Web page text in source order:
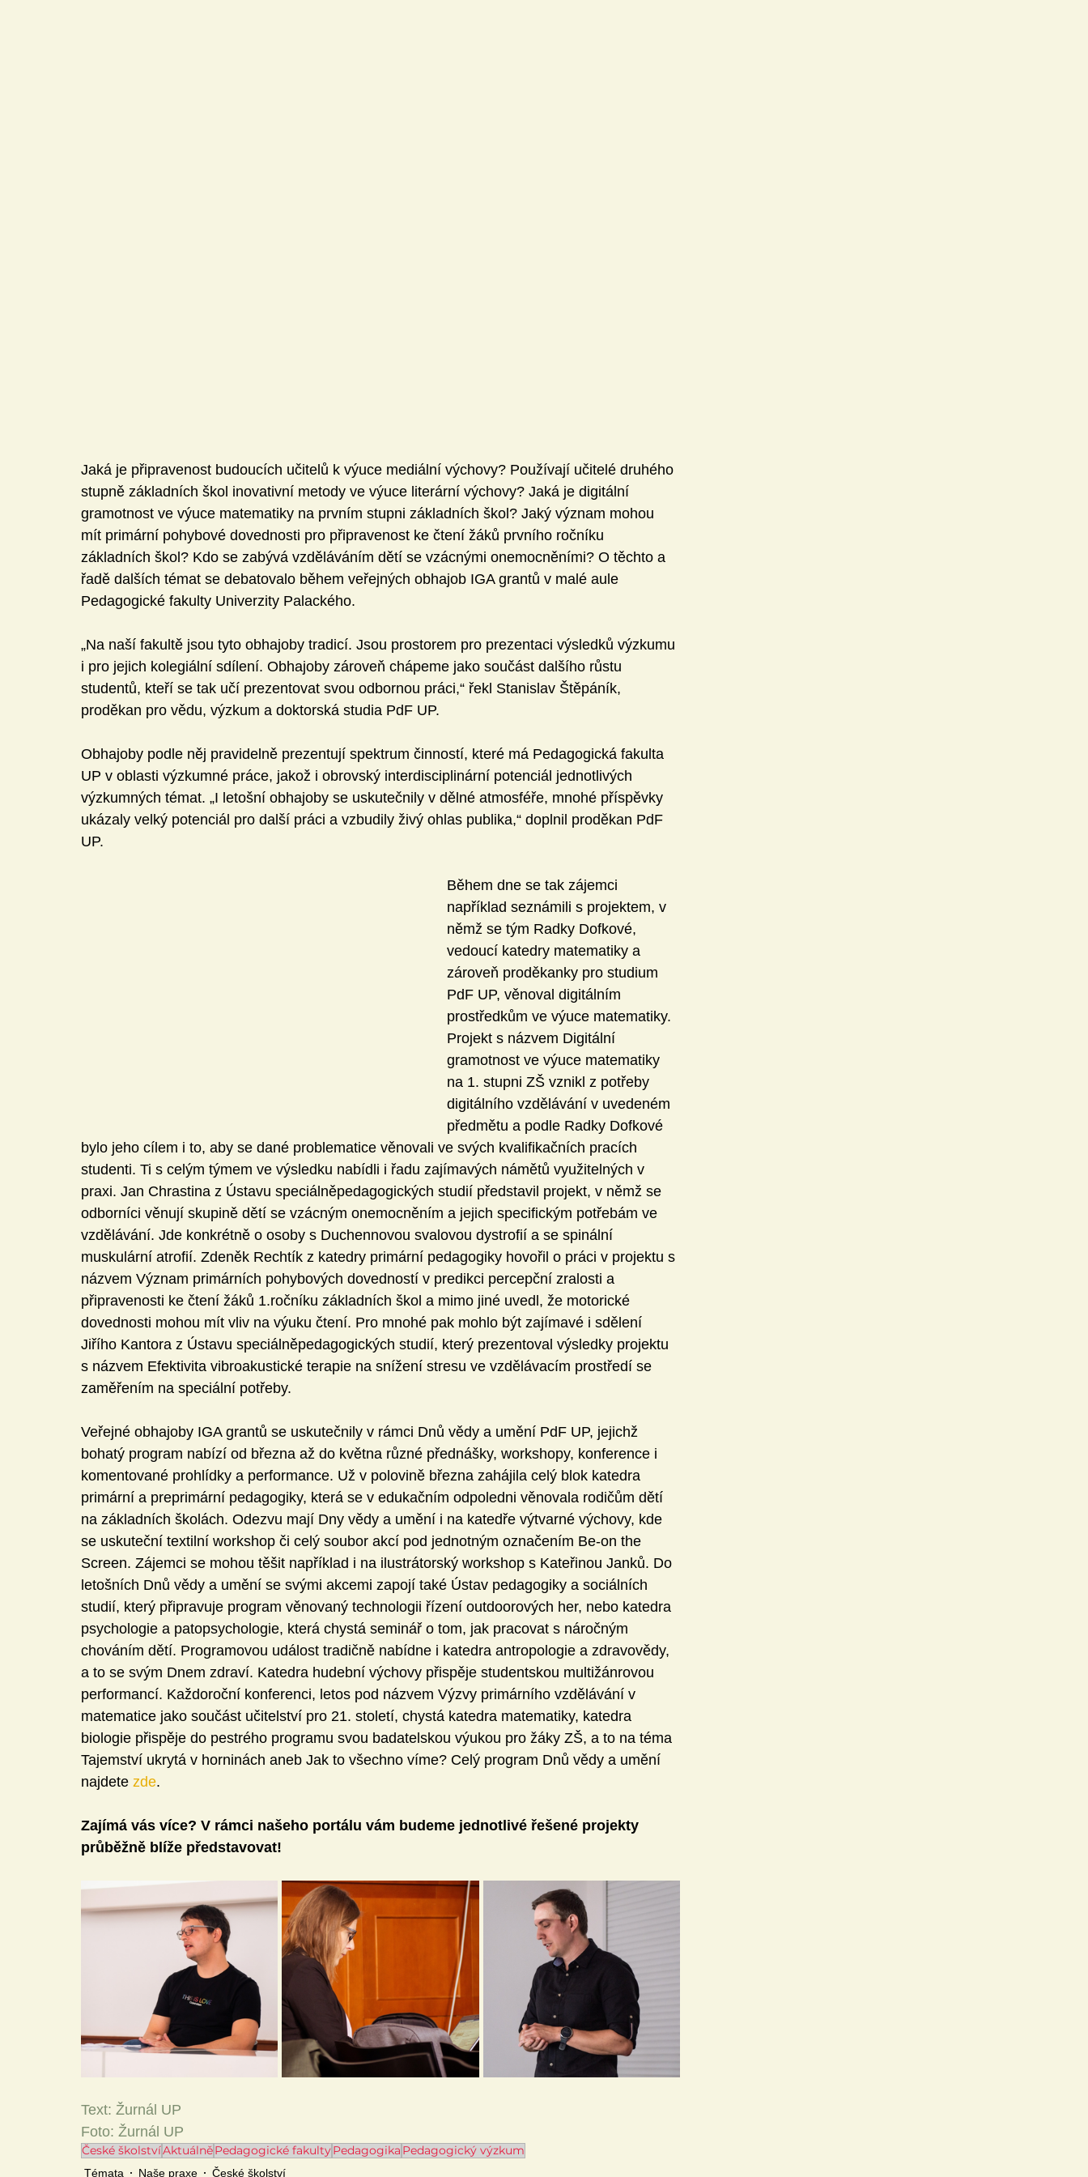
Jaká je připravenost budoucích učitelů k výuce mediální výchovy? Používají učitelé druhého
stupně základních škol inovativní metody ve výuce literární výchovy? Jaká je digitální
gramotnost ve výuce matematiky na prvním stupni základních škol? Jaký význam mohou
mít primární pohybové dovednosti pro připravenost ke čtení žáků prvního ročníku
základních škol? Kdo se zabývá vzděláváním dětí se vzácnými onemocněními? O těchto a
řadě dalších témat se debatovalo během veřejných obhajob IGA grantů v malé aule
Pedagogické fakulty Univerzity Palackého.
„Na naší fakultě jsou tyto obhajoby tradicí. Jsou prostorem pro prezentaci výsledků výzkumu
i pro jejich kolegiální sdílení. Obhajoby zároveň chápeme jako součást dalšího růstu
studentů, kteří se tak učí prezentovat svou odbornou práci,“ řekl Stanislav Štěpáník,
proděkan pro vědu, výzkum a doktorská studia PdF UP.
Obhajoby podle něj pravidelně prezentují spektrum činností, které má Pedagogická fakulta
UP v oblasti výzkumné práce, jakož i obrovský interdisciplinární potenciál jednotlivých
výzkumných témat. „I letošní obhajoby se uskutečnily v dělné atmosféře, mnohé příspěvky
ukázaly velký potenciál pro další práci a vzbudily živý ohlas publika,“ doplnil proděkan PdF
UP.
Během dne se tak zájemci
například seznámili s projektem, v
němž se tým Radky Dofkové,
vedoucí katedry matematiky a
zároveň proděkanky pro studium
PdF UP, věnoval digitálním
prostředkům ve výuce matematiky.
Projekt s názvem Digitální
gramotnost ve výuce matematiky
na 1. stupni ZŠ vznikl z potřeby
digitálního vzdělávání v uvedeném
předmětu a podle Radky Dofkové
bylo jeho cílem i to, aby se dané problematice věnovali ve svých kvalifikačních pracích
studenti. Ti s celým týmem ve výsledku nabídli i řadu zajímavých námětů využitelných v
praxi. Jan Chrastina z Ústavu speciálněpedagogických studií představil projekt, v němž se
odborníci věnují skupině dětí se vzácným onemocněním a jejich specifickým potřebám ve
vzdělávání. Jde konkrétně o osoby s Duchennovou svalovou dystrofií a se spinální
muskulární atrofií. Zdeněk Rechtík z katedry primární pedagogiky hovořil o práci v projektu s
názvem Význam primárních pohybových dovedností v predikci percepční zralosti a
připravenosti ke čtení žáků 1.ročníku základních škol a mimo jiné uvedl, že motorické
dovednosti mohou mít vliv na výuku čtení. Pro mnohé pak mohlo být zajímavé i sdělení
Jiřího Kantora z Ústavu speciálněpedagogických studií, který prezentoval výsledky projektu
s názvem Efektivita vibroakustické terapie na snížení stresu ve vzdělávacím prostředí se
zaměřením na speciální potřeby.
Veřejné obhajoby IGA grantů se uskutečnily v rámci Dnů vědy a umění PdF UP, jejichž
bohatý program nabízí od března až do května různé přednášky, workshopy, konference i
komentované prohlídky a performance. Už v polovině března zahájila celý blok katedra
primární a preprimární pedagogiky, která se v edukačním odpoledni věnovala rodičům dětí
na základních školách. Odezvu mají Dny vědy a umění i na katedře výtvarné výchovy, kde
se uskuteční textilní workshop či celý soubor akcí pod jednotným označením Be-on the
Screen. Zájemci se mohou těšit například i na ilustrátorský workshop s Kateřinou Janků. Do
letošních Dnů vědy a umění se svými akcemi zapojí také Ústav pedagogiky a sociálních
studií, který připravuje program věnovaný technologii řízení outdoorových her, nebo katedra
psychologie a patopsychologie, která chystá seminář o tom, jak pracovat s náročným
chováním dětí. Programovou událost tradičně nabídne i katedra antropologie a zdravovědy,
a to se svým Dnem zdraví. Katedra hudební výchovy přispěje studentskou multižánrovou
performancí. Každoroční konferenci, letos pod názvem Výzvy primárního vzdělávání v
matematice jako součást učitelství pro 21. století, chystá katedra matematiky, katedra
biologie přispěje do pestrého programu svou badatelskou výukou pro žáky ZŠ, a to na téma
Tajemství ukrytá v horninách aneb Jak to všechno víme? Celý program Dnů vědy a umění
najdete zde.
Zajímá vás více? V rámci našeho portálu vám budeme jednotlivé řešené projekty
průběžně blíže představovat!
Text: Žurnál UP
Foto: Žurnál UP
České školstvíAktuálněPedagogické fakultyPedagogika Pedagogický výzkum
Témata Naše praxe České školství